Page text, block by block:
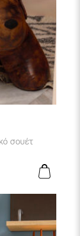
σουέτ